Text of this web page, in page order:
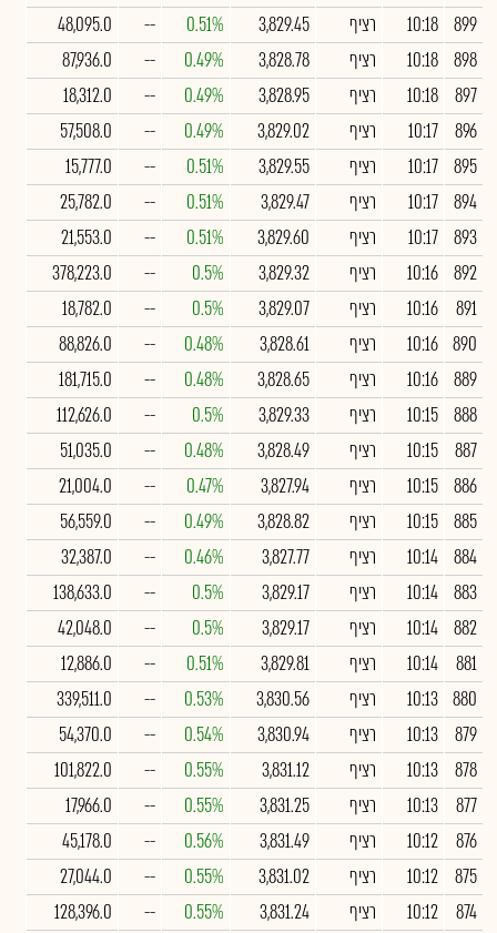
899
10:18 רציף 3,829.45
0.51%
--
48,095.0
898
10:18 רציף 3,828.78
0.49%
--
87,936.0
897
10:18 רציף 3,828.95
0.49%
--
18,312.0
896
10:17 רציף 3,829.02
0.49%
--
57,508.0
895
10:17 רציף 3,829.55
0.51%
--
15,777.0
894
10:17 רציף 3,829.47
0.51%
--
25,782.0
893
10:17 רציף 3,829.60
0.51%
--
21,553.0
892
10:16 רציף 3,829.32
0.5%
--
378,223.0
891
10:16 רציף 3,829.07
0.5%
--
18,782.0
890
10:16 רציף 3,828.61
0.48%
--
88,826.0
889
10:16 רציף 3,828.65
0.48%
--
181,715.0
888
10:15 רציף 3,829.33
0.5%
--
112,626.0
887
10:15 רציף 3,828.49
0.48%
--
51,035.0
886
10:15 רציף 3,827.94
0.47%
--
21,004.0
885
10:15 רציף 3,828.82
0.49%
--
56,559.0
884
10:14 רציף 3,827.77
0.46%
--
32,387.0
883
10:14 רציף 3,829.17
0.5%
--
138,633.0
882
10:14 רציף 3,829.17
0.5%
--
42,048.0
881
10:14 רציף 3,829.81
0.51%
--
12,886.0
880
10:13 רציף 3,830.56
0.53%
--
339,511.0
879
10:13 רציף 3,830.94
0.54%
--
54,370.0
878
10:13 רציף 3,831.12
0.55%
--
101,822.0
877
10:13 רציף 3,831.25
0.55%
--
17,966.0
876
10:12 רציף 3,831.49
0.56%
--
45,178.0
875
10:12 רציף 3,831.02
0.55%
--
27,044.0
874
10:12 רציף 3,831.24
0.55%
--
128,396.0